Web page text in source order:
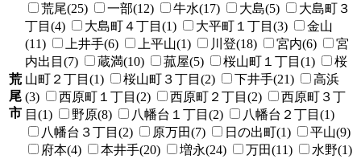
荒
尾
市
荒尾(25) 一部(12) 牛水(17) 大島(5)
大島町３
丁目(4)
大島町４丁目(1) 大平町１丁目(3)
金山
(11)
上井手(6) 上平山(1) 川登(18) 宮内(6)
宮
内出目(7)
蔵満(10) 菰屋(5) 桜山町１丁目(1)
桜
山町２丁目(1)
桜山町３丁目(2) 下井手(21)
高浜
(3)
西原町１丁目(2) 西原町２丁目(2)
西原町３丁
目(1)
野原(8) 八幡台１丁目(2)
八幡台２丁目(1)
八幡台３丁目(2)
原万田(7) 日の出町(1)
平山(9)
府本(4)
本井手(20) 増永(24) 万田(11)
水野(1)